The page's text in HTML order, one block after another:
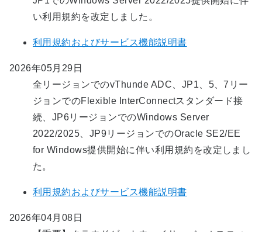
い利用規約を改定しました。
利用規約およびサービス機能説明書
2026年05月29日
全リージョンでのvThunde ADC、JP1、5、7リー
ジョンでのFlexible InterConnectスタンダード接
続、JP6リージョンでのWindows Server
2022/2025、JP9リージョンでのOracle SE2/EE
for Windows提供開始に伴い利用規約を改定しまし
た。
利用規約およびサービス機能説明書
2026年04月08日